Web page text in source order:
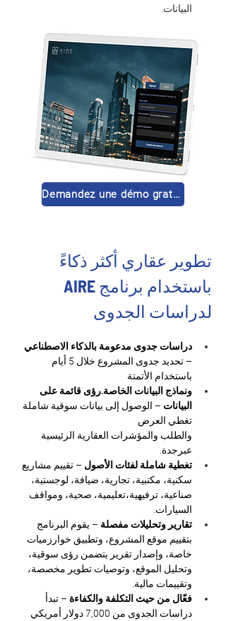
البيانات.
Demandez une démo gratuite 🚀
تطوير عقاري أكثر ذكاءً
لدراسات الجدوى
دراسات جدوى مدعومة بالذكاء الاصطناعي
– تحديد جدوى المشروع خلال 5 أيام
باستخدام الأتمتة
ونماذج البيانات الخاصة.رؤى قائمة على
البيانات – الوصول إلى بيانات سوقية شاملة
تغطي العرض
والطلب والمؤشرات العقارية الرئيسية
عبرجدة.
تغطية شاملة لفئات الأصول – تقييم مشاريع
سكنية، مكتبية، تجارية، ضيافة، لوجستية،
صناعية، ترفيهية،تعليمية، صحية، ومواقف
السيارات.
تقارير وتحليلات مفصلة – يقوم البرنامج
بتقييم موقع المشروع، وتطبيق خوارزميات
خاصة، وإصدار تقرير يتضمن رؤى سوقية،
وتحليل الموقع، وتوصيات تطوير مخصصة،
وتقييمات مالية.
فعّال من حيث التكلفة والكفاءة – تبدأ
دراسات الجدوى من 7,000 دولار أمريكي